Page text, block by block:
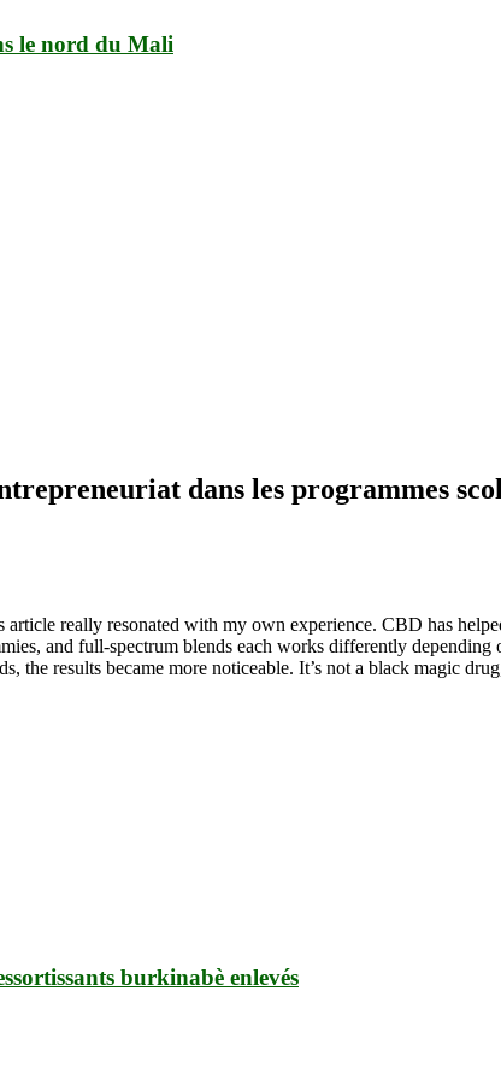
le nord du Mali
dans les programmes
article really resonated with my own experience. CBD has
and full-spectrum blends each works differently depending
the results became more noticeable. It’s not a black magic
burkinabè enlevés